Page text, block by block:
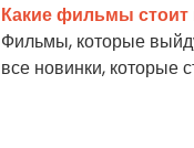
Какие фильмы стоит
Фильмы, которые
все новинки, которые